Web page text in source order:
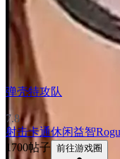
弹壳特攻队
7.8
射击卡通休闲益智
1700帖子 前往游戏圈